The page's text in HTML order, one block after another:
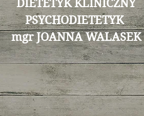
DIETETYK KLINICZNY
PSYCHODIETETYK
mgr JOANNA WALASEK